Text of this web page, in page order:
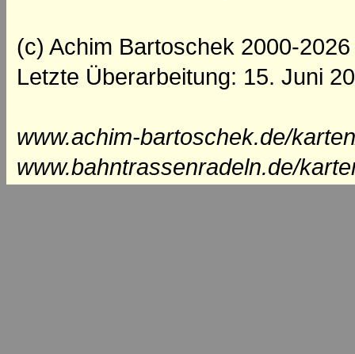
(c) Achim Bartoschek 2000-2026
Letzte Überarbeitung: 15. Juni
www.achim-bartoschek.de/
www.bahntrassenradeln.de/